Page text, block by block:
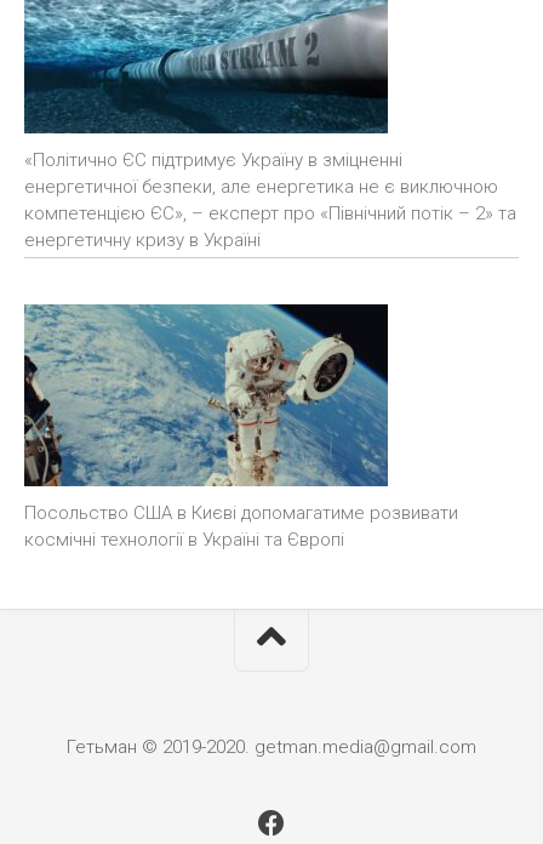
«Політично ЄС підтримує Україну в зміцненні
енергетичної безпеки, але енергетика не є виключною
компетенцією ЄС», – експерт про «Північний потік – 2» та
енергетичну кризу в Україні
Посольство США в Києві допомагатиме розвивати
космічні технології в Україні та Європі
Гетьман © 2019-2020. getman.media@gmail.com